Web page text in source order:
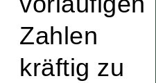
Zahlen
kräftig zu